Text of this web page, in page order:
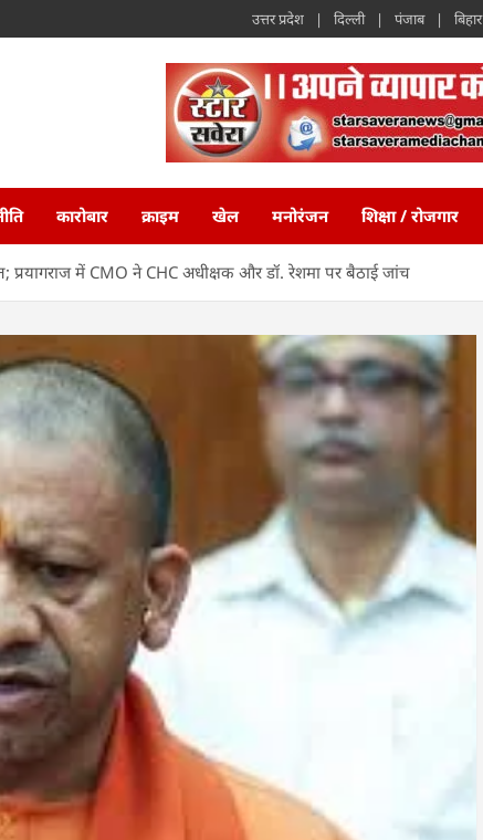
उत्तर प्रदेश दिल्ली पंजाब बिहार
कारोबार क्राइम खेल मनोरंजन शिक्षा / रोजगार
प्रयागराज में CMO ने CHC अधीक्षक और डॉ. रेशमा पर बैठाई जांच